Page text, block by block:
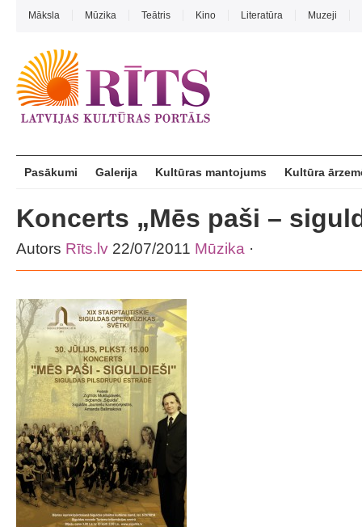
Māksla Mūzika Teātris Kino Literatūra Muzeji
Pasākumi Galerija Kultūras mantojums Kultūra
Koncerts „Mēs paši –
Autors Rīts.lv 22/07/2011 Mūzika ·